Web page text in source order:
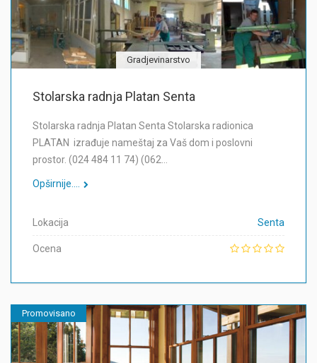
Gradjevinarstvo
Stolarska radnja Platan Senta
Stolarska radnja Platan Senta Stolarska radionica
PLATAN izrađuje nameštaj za Vaš dom i poslovni
prostor. (024 484 11 74) (062…
Opširnije....
Lokacija Senta
Ocena
Promovisano